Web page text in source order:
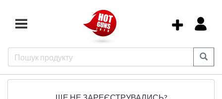
ЩЕ НЕ ЗАРЕЄСТРУВАЛИСЬ?